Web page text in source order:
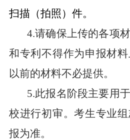
扫描（拍照）件。
4.请确保上传的各项
和专利不得作为申报材
以前的材料不必提供。
5.此报名阶段主要用
校进行初审。考生专业
报为准。